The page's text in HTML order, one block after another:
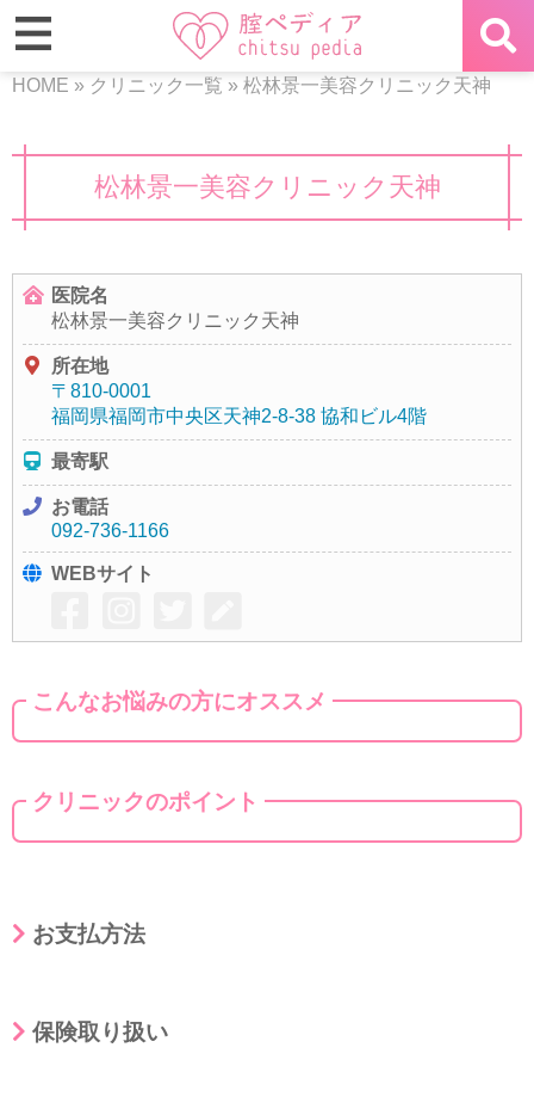
HOME » クリニック一覧 » 松林景一美容クリニック天神
松林景一美容クリニック天神
医院名
松林景一美容クリニック天神
所在地
〒810-0001
福岡県福岡市中央区天神2-8-38 協和ビル4階
最寄駅
お電話
092-736-1166
WEBサイト
こんなお悩みの方にオススメ
クリニックのポイント
お支払方法
保険取り扱い